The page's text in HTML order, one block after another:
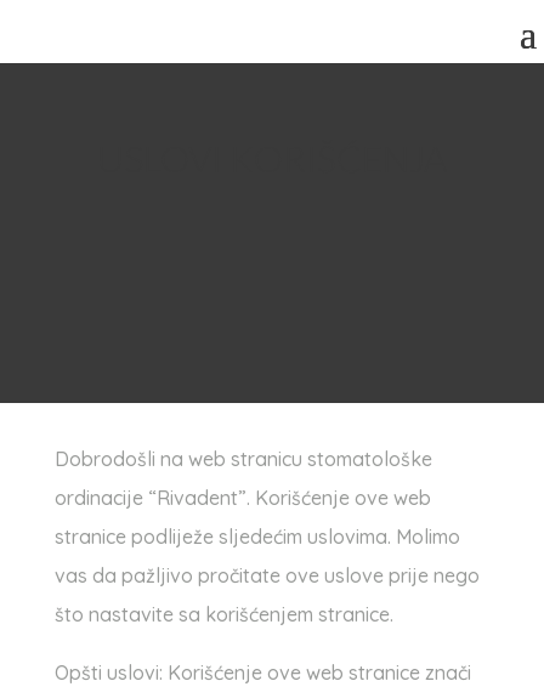
Dobrodošli na web stranicu stomatološke
ordinacije “Rivadent”. Korišćenje ove web
stranice podliježe sljedećim uslovima. Molimo
vas da pažljivo pročitate ove uslove prije nego
što nastavite sa korišćenjem stranice.
Opšti uslovi: Korišćenje ove web stranice znači